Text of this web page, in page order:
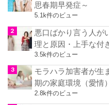
思春期早発症～
5.1k件のビュー
悪口ばかり言う人が
理と原因・上手な付
3.5k件のビュー
モラハラ加害者が
期の家庭環境（愛情
2.8k件のビュー